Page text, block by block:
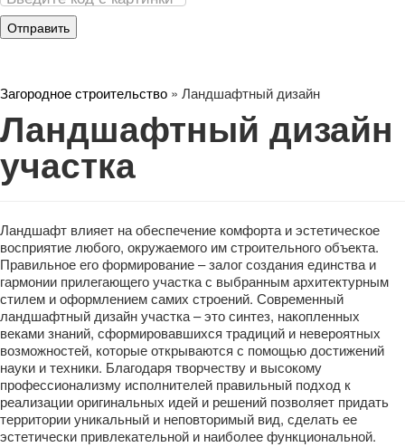
Загородное строительство » Ландшафтный дизайн
Ландшафтный дизайн
участка
Ландшафт влияет на обеспечение комфорта и эстетическое
восприятие любого, окружаемого им строительного объекта.
Правильное его формирование – залог создания единства и
гармонии прилегающего участка с выбранным архитектурным
стилем и оформлением самих строений. Современный
ландшафтный дизайн участка – это синтез, накопленных
веками знаний, сформировавшихся традиций и невероятных
возможностей, которые открываются с помощью достижений
науки и техники. Благодаря творчеству и высокому
профессионализму исполнителей правильный подход к
реализации оригинальных идей и решений позволяет придать
территории уникальный и неповторимый вид, сделать ее
эстетически привлекательной и наиболее функциональной.